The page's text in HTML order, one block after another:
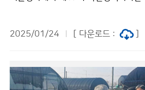
2025/01/24 [ 다운로드 :